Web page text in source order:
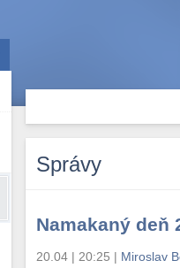
Správy
Namakaný deň
20.04 | 20:25 | Miroslav